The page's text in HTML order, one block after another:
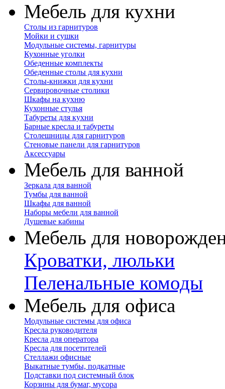
Мебель для кухни
Столы из гарнитуров
Мойки и сушки
Модульные системы, гарнитуры
Кухонные уголки
Обеденные комплекты
Обеденные столы для кухни
Столы-книжки для кухни
Сервировочные столики
Шкафы на кухню
Кухонные стулья
Табуреты для кухни
Барные кресла и табуреты
Столешницы для гарнитуров
Стеновые панели для гарнитуров
Аксессуары
Мебель для ванной
Зеркала для ванной
Тумбы для ванной
Шкафы для ванной
Наборы мебели для ванной
Душевые кабины
Мебель для
Кроватки, люльки
Пеленальные комоды
Мебель для офиса
Модульные системы для офиса
Кресла руководителя
Кресла для оператора
Кресла для посетителей
Стеллажи офисные
Выкатные тумбы, подкатные
Подставки под системный блок
Корзины для бумаг, мусора